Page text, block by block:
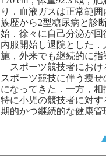
り．血液ガスは正常範
族歴から2型糖尿病と診
始．徐々に自己分泌が
内服開始し退院とした
施，外来でも継続的に指
スポーツ競技者におけ
スポーツ競技に伴う痩
になってきた．一方，
特に小児の競技者に対
期的かつ継続的な健康